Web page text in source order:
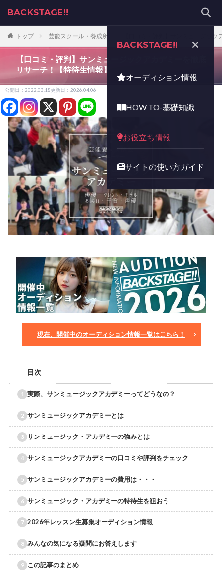
BACKSTAGE!!
BACKSTAGE!!
オーディション情報
HOW TO-基礎知識
お役立ち情報
サイトの使い方ガイド
トップ 芸能スクール・養成所 【口コミ・評判】サンミュージッ
【口コミ・評判】サンミュージックアカデミーを徹底
リサーチ！【特待生情報】
公開日：2022.03.18更新日：2026.04.06
現在、開催中のオーディション情報一覧はこちら！
目次
実際、サンミュージックアカデミーってどうなの？
サンミュージックアカデミーとは
サンミュージック・アカデミーの強みとは
サンミュージックアカデミーの口コミや評判をチェック
サンミュージックアカデミーの費用は・・・
サンミュージック・アカデミーの特待生を狙おう
2026年レッスン生募集オーディション情報
みんなの気になる疑問にお答えします
この記事のまとめ